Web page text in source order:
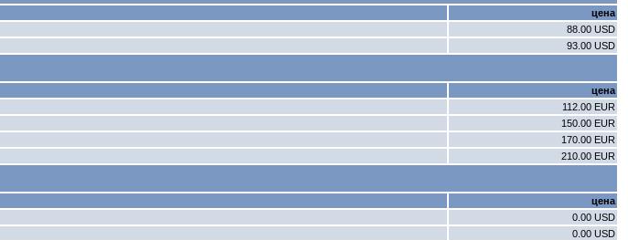
цена
88.00 USD
93.00 USD
цена
112.00 EUR
150.00 EUR
170.00 EUR
210.00 EUR
цена
0.00 USD
0.00 USD